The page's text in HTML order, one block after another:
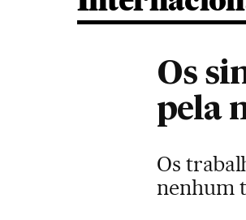
Os
pela
Os
nenhum